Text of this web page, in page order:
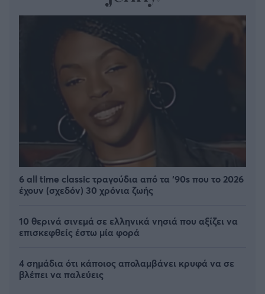
6 all time classic τραγούδια από τα ‘90s που το 2026
έχουν (σχεδόν) 30 χρόνια ζωής
10 θερινά σινεμά σε ελληνικά νησιά που αξίζει να
επισκεφθείς έστω μία φορά
4 σημάδια ότι κάποιος απολαμβάνει κρυφά να σε
βλέπει να παλεύεις